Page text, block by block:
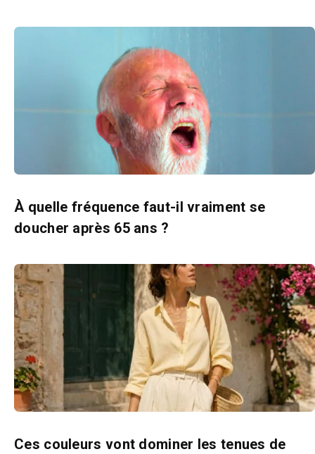
À quelle fréquence faut-il vraiment se
doucher après 65 ans ?
Ces couleurs vont dominer les tenues de